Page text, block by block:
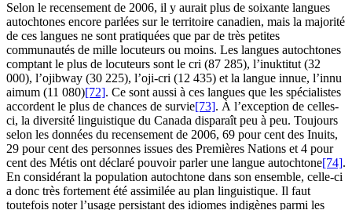
Selon le recensement de 2006, il y aurait plus de soixante langues
autochtones encore parlées sur le territoire canadien, mais la majorité
de ces langues ne sont pratiquées que par de très petites
communautés de mille locuteurs ou moins. Les langues autochtones
comptant le plus de locuteurs sont le cri (87 285), l’inuktitut (32
000), l’ojibway (30 225), l’oji-cri (12 435) et la langue innue, l’innu
aimum (11 080)[72]. Ce sont aussi à ces langues que les spécialistes
accordent le plus de chances de survie[73]. À l’exception de celles-
ci, la diversité linguistique du Canada disparaît peu à peu. Toujours
selon les données du recensement de 2006, 69 pour cent des Inuits,
29 pour cent des personnes issues des Premières Nations et 4 pour
cent des Métis ont déclaré pouvoir parler une langue autochtone[74].
En considérant la population autochtone dans son ensemble, celle-ci
a donc très fortement été assimilée au plan linguistique. Il faut
toutefois noter l’usage persistant des idiomes indigènes parmi les